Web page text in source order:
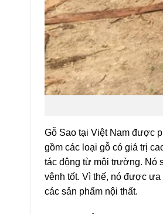
Gỗ Sao tại Việt Nam được
gồm các loại gỗ có giá trị
tác động từ môi trường. Nó
vênh tốt. Vì thế, nó được ưa
các sản phẩm nội thất.